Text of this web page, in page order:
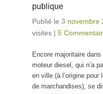
publique
Publié le 3 novembre
visites | 5
Encore majoritaire
moteur diesel, qui n’a
en ville (à l’origine
de marchandises), se